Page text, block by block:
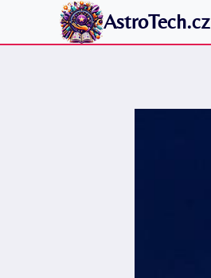
AstroTech.cz